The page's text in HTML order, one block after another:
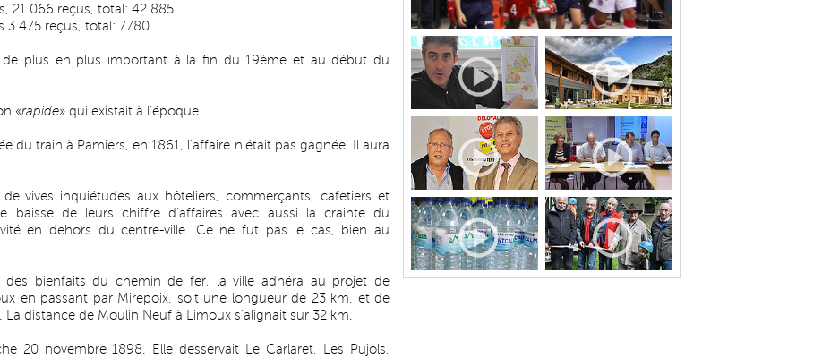
21 066 reçus, total: 42 885
3 475 reçus, total: 7780
de plus en plus important à la fin du 19ème et au début du
«rapide» qui existait à l'époque.
du train à Pamiers, en 1861, l’affaire n’était pas gagnée. Il aura
vives inquiétudes aux hôteliers, commerçants, cafetiers et
baisse de leurs chiffre d’affaires avec aussi la crainte du
en dehors du centre-ville. Ce ne fut pas le cas, bien au
bienfaits du chemin de fer, la ville adhéra au projet de
en passant par Mirepoix, soit une longueur de 23 km, et de
distance de Moulin Neuf à Limoux s’alignait sur 32 km.
20 novembre 1898. Elle desservait Le Carlaret, Les Pujols,